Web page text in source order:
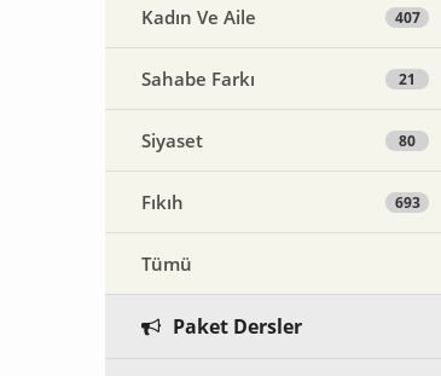
Kadın Ve Aile 407
Sahabe Farkı 21
Siyaset 80
Fıkıh 693
Tümü
Paket Dersler